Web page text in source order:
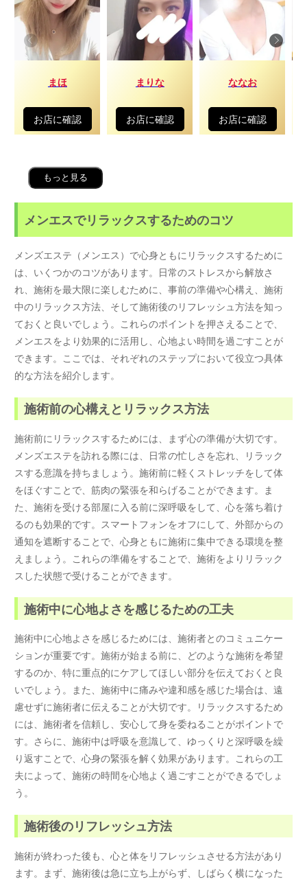
まほ
お店に確認
まりな
お店に確認
ななお
お店に確認
もっと見る
メンエスでリラックスするためのコツ
メンズエステ（メンエス）で心身ともにリラックスするために
は、いくつかのコツがあります。日常のストレスから解放さ
れ、施術を最大限に楽しむために、事前の準備や心構え、施術
中のリラックス方法、そして施術後のリフレッシュ方法を知っ
ておくと良いでしょう。これらのポイントを押さえることで、
メンエスをより効果的に活用し、心地よい時間を過ごすことが
できます。ここでは、それぞれのステップにおいて役立つ具体
的な方法を紹介します。
施術前の心構えとリラックス方法
施術前にリラックスするためには、まず心の準備が大切です。
メンズエステを訪れる際には、日常の忙しさを忘れ、リラック
スする意識を持ちましょう。施術前に軽くストレッチをして体
をほぐすことで、筋肉の緊張を和らげることができます。ま
た、施術を受ける部屋に入る前に深呼吸をして、心を落ち着け
るのも効果的です。スマートフォンをオフにして、外部からの
通知を遮断することで、心身ともに施術に集中できる環境を整
えましょう。これらの準備をすることで、施術をよりリラック
スした状態で受けることができます。
施術中に心地よさを感じるための工夫
施術中に心地よさを感じるためには、施術者とのコミュニケー
ションが重要です。施術が始まる前に、どのような施術を希望
するのか、特に重点的にケアしてほしい部分を伝えておくと良
いでしょう。また、施術中に痛みや違和感を感じた場合は、遠
慮せずに施術者に伝えることが大切です。リラックスするため
には、施術者を信頼し、安心して身を委ねることがポイントで
す。さらに、施術中は呼吸を意識して、ゆっくりと深呼吸を繰
り返すことで、心身の緊張を解く効果があります。これらの工
夫によって、施術の時間を心地よく過ごすことができるでしょ
う。
施術後のリフレッシュ方法
施術が終わった後も、心と体をリフレッシュさせる方法があり
ます。まず、施術後は急に立ち上がらず、しばらく横になった